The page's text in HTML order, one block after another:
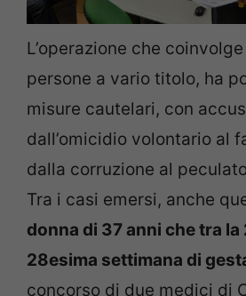
L’operazione che
persone a vario titolo, ha
misure cautelari, con
dall’omicidio volontario al
dalla corruzione al
Tra i casi emersi, anche
donna di 37 anni che tra la
28esima settimana di
concorso di due medici di